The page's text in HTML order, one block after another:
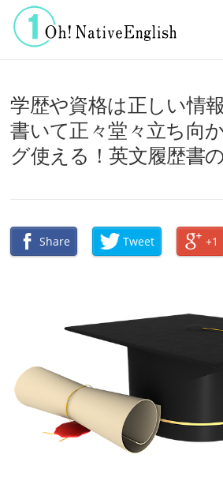
コンテンツへスキップ
学歴や資格は正しい情
書いて正々堂々立ち向
グ使える！英文履歴書
Share Tweet +1